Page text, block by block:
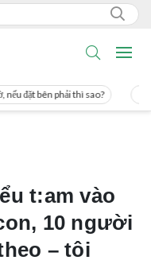
Cách uống nước mía giúp
t:am vào
10 người
– tôi